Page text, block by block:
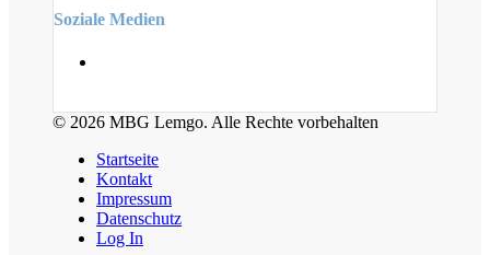
Soziale Medien
© 2026 MBG Lemgo. Alle Rechte vorbehalten
Startseite
Kontakt
Impressum
Datenschutz
Log In